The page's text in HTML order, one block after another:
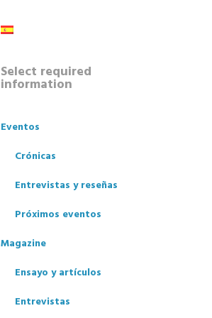
Select required
information
Eventos
Crónicas
Entrevistas y reseñas
Próximos eventos
Magazine
Ensayo y artículos
Entrevistas